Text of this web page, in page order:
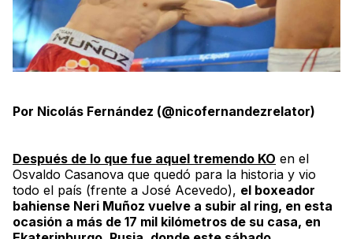
Por Nicolás Fernández (@nicofernandezrelator)
Después de lo que fue aquel tremendo KO en el
Osvaldo Casanova que quedó para la historia y vio
todo el país (frente a José Acevedo), el boxeador
bahiense Neri Muñoz vuelve a subir al ring, en esta
ocasión a más de 17 mil kilómetros de su casa, en